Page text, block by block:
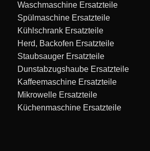
Waschmaschine Ersatzteile
Spülmaschine Ersatzteile
Kühlschrank Ersatzteile
Herd, Backofen Ersatzteile
Staubsauger Ersatzteile
Dunstabzugshaube Ersatzteile
Kaffeemaschine Ersatzteile
Mikrowelle Ersatzteile
Küchenmaschine Ersatzteile